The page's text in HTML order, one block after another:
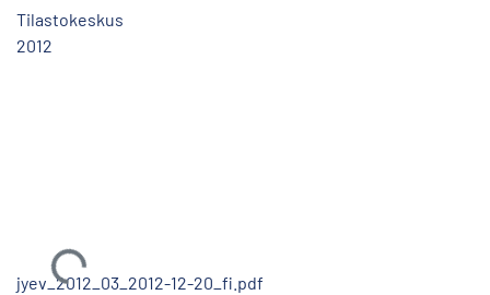
Tilastokeskus
2012
jyev_2012_03_2012-12-20_fi.pdf